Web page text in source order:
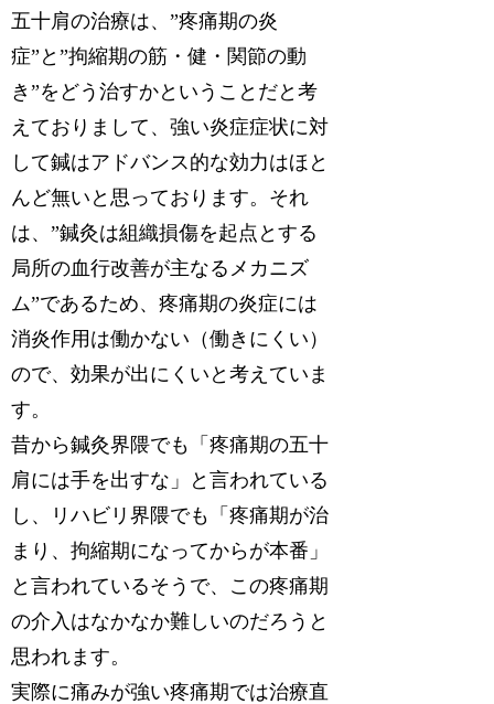
五十肩の治療は、”疼痛期の炎
症”と”拘縮期の筋・健・関節の動
き”をどう治すかということだと考
えておりまして、強い炎症症状に対
して鍼はアドバンス的な効力はほと
んど無いと思っております。それ
は、”鍼灸は組織損傷を起点とする
局所の血行改善が主なるメカニズ
ム”であるため、疼痛期の炎症には
消炎作用は働かない（働きにくい）
ので、効果が出にくいと考えていま
す。
昔から鍼灸界隈でも「疼痛期の五十
肩には手を出すな」と言われている
し、リハビリ界隈でも「疼痛期が治
まり、拘縮期になってからが本番」
と言われているそうで、この疼痛期
の介入はなかなか難しいのだろうと
思われます。
実際に痛みが強い疼痛期では治療直